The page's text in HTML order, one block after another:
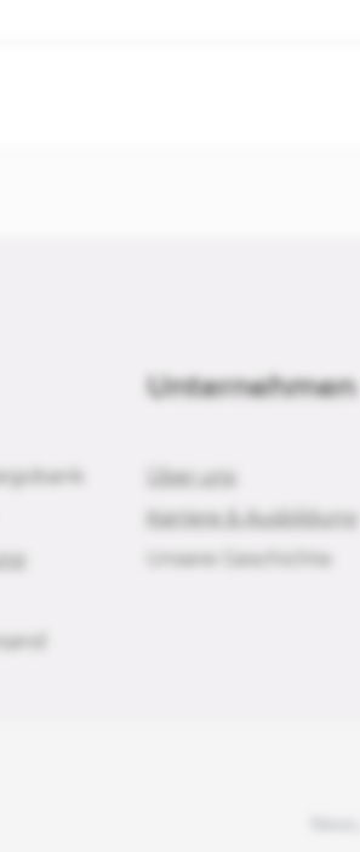
Unternehmen
Über uns
Karriere & Ausbildung
Unsere Geschichte